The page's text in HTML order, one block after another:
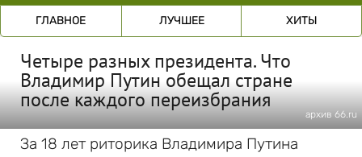
ГЛАВНОЕ ЛУЧШЕЕ ХИТЫ
Четыре разных президента. Что
Владимир Путин обещал стране
после каждого переизбрания
архив 66.ru
За 18 лет риторика Владимира Путина